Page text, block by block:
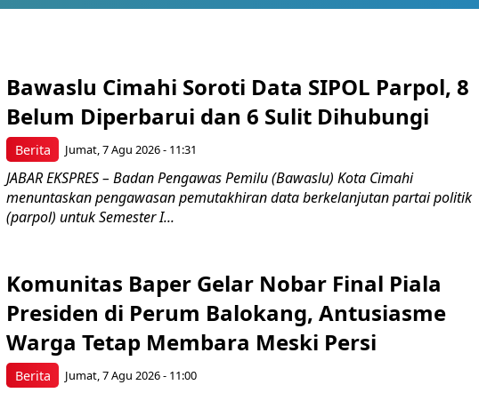
Berita
Bawaslu Cimahi Soroti Data SIPOL Parpol, 8
Belum Diperbarui dan 6 Sulit Dihubungi
Jumat, 7 Agu 2026 - 11:31
JABAR EKSPRES – Badan Pengawas Pemilu (Bawaslu) Kota Cimahi
menuntaskan pengawasan pemutakhiran data berkelanjutan partai politik
(parpol) untuk Semester I...
Berita
Komunitas Baper Gelar Nobar Final Piala
Presiden di Perum Balokang, Antusiasme
Warga Tetap Membara Meski Persi
Jumat, 7 Agu 2026 - 11:00